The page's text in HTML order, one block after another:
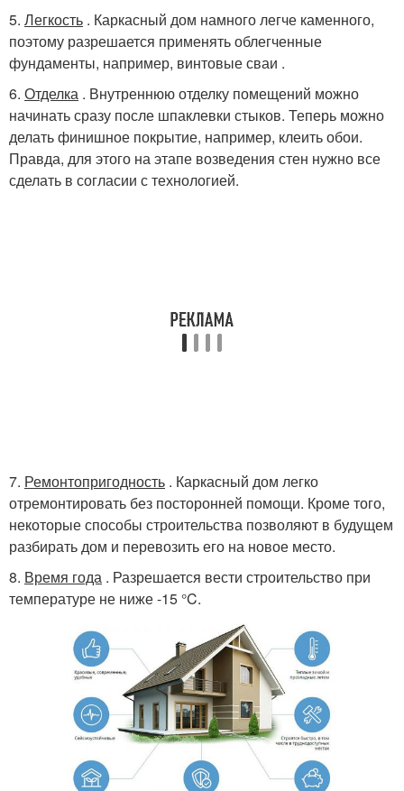
5. Легкость . Каркасный дом намного легче каменного,
поэтому разрешается применять облегченные
фундаменты, например, винтовые сваи .
6. Отделка . Внутреннюю отделку помещений можно
начинать сразу после шпаклевки стыков. Теперь можно
делать финишное покрытие, например, клеить обои.
Правда, для этого на этапе возведения стен нужно все
сделать в согласии с технологией.
7. Ремонтопригодность . Каркасный дом легко
отремонтировать без посторонней помощи. Кроме того,
некоторые способы строительства позволяют в будущем
разбирать дом и перевозить его на новое место.
8. Время года . Разрешается вести строительство при
температуре не ниже -15 °C.